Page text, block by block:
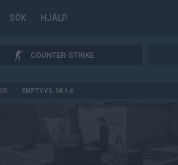
SÖK HJÄLP
COUNTER-STRIKE
EMPTY VS. SK 1.6